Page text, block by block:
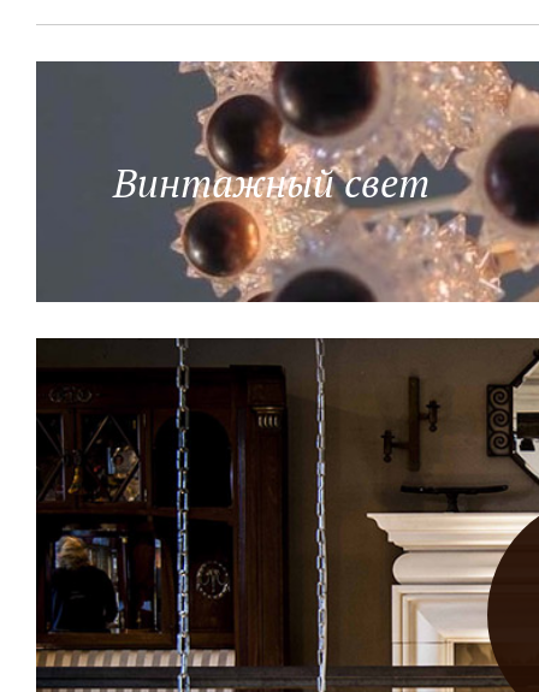
Винтажный свет